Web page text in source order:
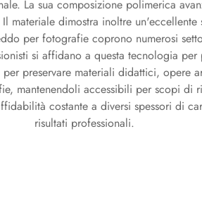
La sua composizione polimerica
dimostra inoltre
per fotografie coprono numerosi
si affidano a questa tecnologia
preservare materiali didattici, opere
mantenendoli accessibili per scopi di
costante a diversi spessori di
risultati professionali.